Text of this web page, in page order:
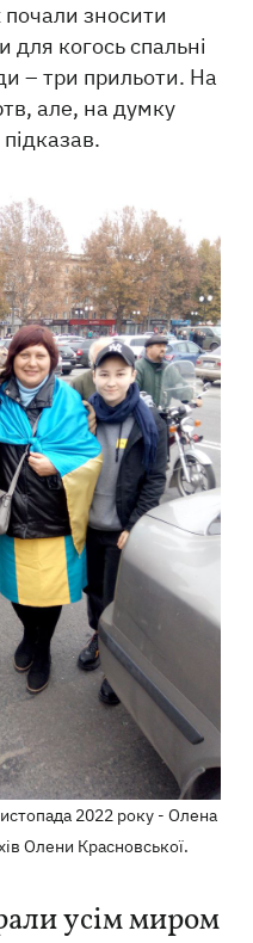
зносити
для когось спальні
– три прильоти. На
але, на думку
2022 року - Олена
Олени Красновської.
усім миром